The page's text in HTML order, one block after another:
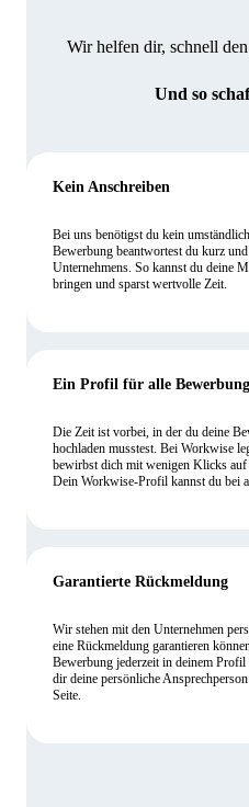
Wir helfen dir, schnell
Und so
Kein Anschreiben
Bei uns benötigst du kein
Bewerbung beantwortest du kurz
Unternehmens. So kannst du deine
bringen und sparst wertvolle Zeit.
Ein Profil für alle
Die Zeit ist vorbei, in der du deine
hochladen musstest. Bei Workwise
bewirbst dich mit wenigen Klicks auf
Dein Workwise-Profil kannst du bei
Garantierte Rückmeldung
Wir stehen mit den Unternehmen
eine Rückmeldung garantieren
Bewerbung jederzeit in deinem
dir deine persönliche
Seite.